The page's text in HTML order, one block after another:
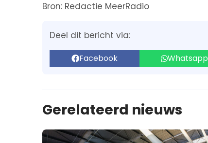
Bron: Redactie MeerRadio
Deel dit bericht via:
Facebook Whatsapp
Gerelateerd nieuws